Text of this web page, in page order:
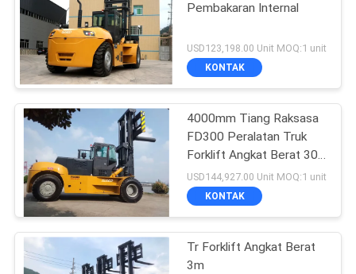
Pembakaran Internal
USD123,198.00 Unit MOQ:1 unit
KONTAK
4000mm Tiang Raksasa
FD300 Peralatan Truk
Forklift Angkat Berat 30
Ton
USD144,927.00 Unit MOQ:1 unit
KONTAK
Tr Forklift Angkat Berat
3m